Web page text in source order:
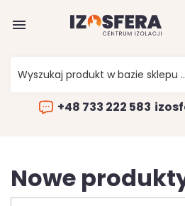

+48 733 222 583
Nowe